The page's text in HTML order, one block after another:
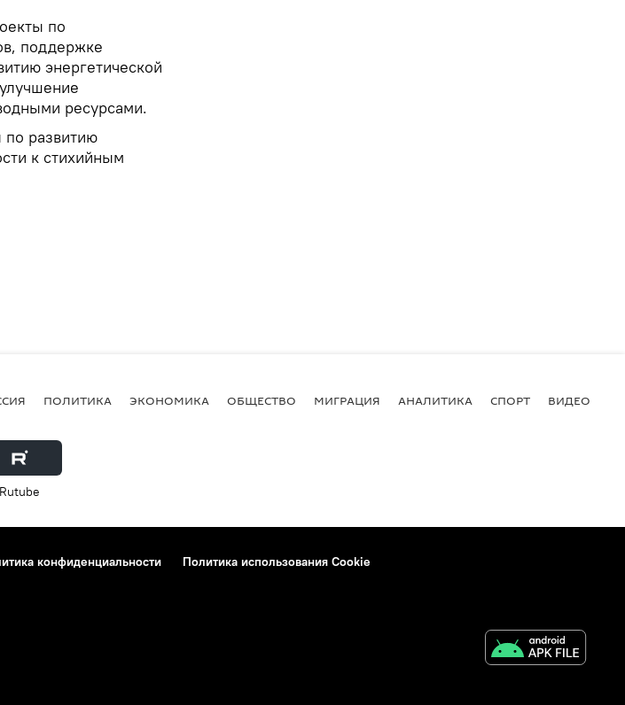
по
поддержке
энергетической
ресурсами.
по развитию
к стихийным
ПОЛИТИКА ЭКОНОМИКА ОБЩЕСТВО МИГРАЦИЯ АНАЛИТИКА СПОРТ ВИДЕО
Rutube
конфиденциальности
Политика использования Cookie